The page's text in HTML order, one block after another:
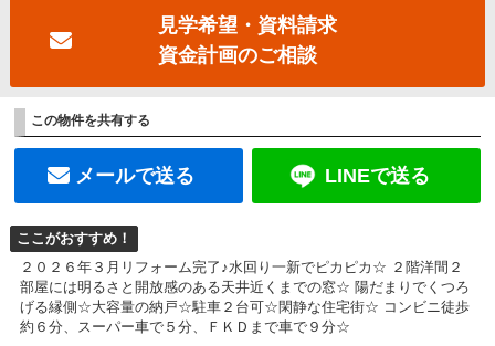
見学希望・資料請求
資金計画のご相談
この物件を共有する
メールで送る LINEで送る
ここがおすすめ！
２０２６年３月リフォーム完了♪水回り一新でピカピカ☆ ２階洋間２
部屋には明るさと開放感のある天井近くまでの窓☆ 陽だまりでくつろ
げる縁側☆大容量の納戸☆駐車２台可☆閑静な住宅街☆ コンビニ徒歩
約６分、スーパー車で５分、ＦＫＤまで車で９分☆